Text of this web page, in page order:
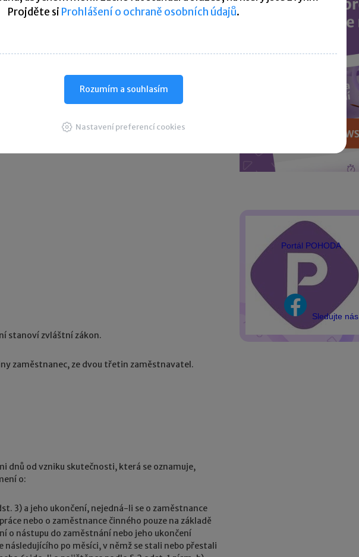
tato skutečnost později, nebo
platnosti povolení k dlouhodobému pobytu na
zletilosti, nastala-li tato skutečnost dříve.
“plátci pojistného”) jsou:
stanoví zvláštní zákon.
zaměstnanec, ze dvou třetin zaměstnavatel.
dnů od vzniku skutečnosti, která se oznamuje,
o:
3) a jeho ukončení, nejedná-li se o zaměstnance
nebo o zaměstnance činného pouze na základě
o nástupu do zaměstnání nebo jeho ukončení
po měsíci, v němž se stali nebo přestali
Portál POHODA
Sledujte nás
Projděte si Prohlášení o ochraně osobních údajů.
Rozumím a souhlasím
Nastavení preferencí cookies